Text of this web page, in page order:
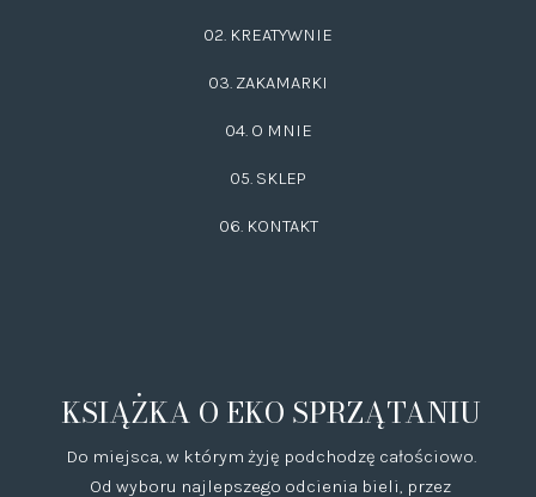
02. KREATYWNIE
03. ZAKAMARKI
04. O MNIE
05. SKLEP
06. KONTAKT
KSIĄŻKA O EKO SPRZĄTANIU
Do miejsca, w którym żyję podchodzę całościowo.
Od wyboru najlepszego odcienia bieli, przez